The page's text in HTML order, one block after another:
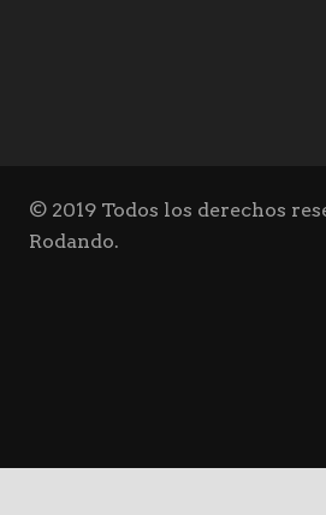
© 2019 Todos los derechos
Rodando.